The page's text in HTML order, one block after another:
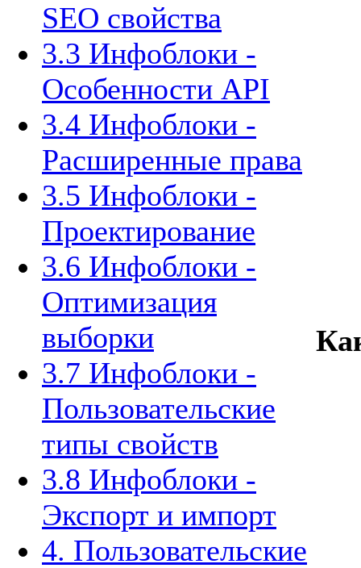
SEO свойства
3.3 Инфоблоки -
Особенности API
3.4 Инфоблоки -
Расширенные права
3.5 Инфоблоки -
Проектирование
3.6 Инфоблоки -
Оптимизация
выборки
3.7 Инфоблоки -
Пользовательские
типы свойств
3.8 Инфоблоки -
Экспорт и импорт
4. Пользовательские